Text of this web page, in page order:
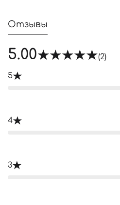
Отзывы
5.00 (2)
5
4
3